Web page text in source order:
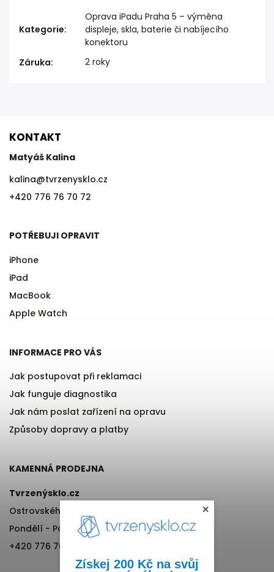
Kategorie:
Oprava iPadu Praha 5 – výměna
displeje, skla, baterie či nabíjecího
konektoru
Záruka: 2 roky
KONTAKT
Matyáš Kalina
kalina@tvrzenysklo.cz
+420 776 76 70 72
POTŘEBUJI OPRAVIT
iPhone
iPad
MacBook
Apple Watch
INFORMACE PRO VÁS
Jak postupovat při reklamaci
Jak funguje diagnostika
Jak nám poslat zařízení na opravu
Způsoby dopravy a platby
KAMENNÁ PRODEJNA
Tvrzenýsklo.cz
Ostrovského 971/11, Praha 5
Pondělí - Pátek, 12:00-17:00
+420 776 76 70 72
×
Získej 200 Kč na svůj